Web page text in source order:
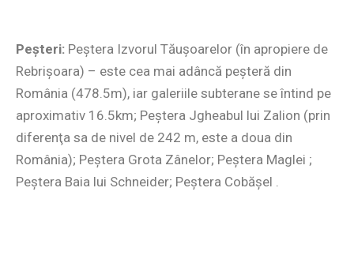
Peşteri: Peştera Izvorul Tăuşoarelor (în apropiere de
Rebrişoara) – este cea mai adâncă peşteră din
România (478.5m), iar galeriile subterane se întind pe
aproximativ 16.5km; Peştera Jgheabul lui Zalion (prin
diferenţa sa de nivel de 242 m, este a doua din
România); Peştera Grota Zânelor; Peştera Maglei ;
Peştera Baia lui Schneider; Peştera Cobăşel .